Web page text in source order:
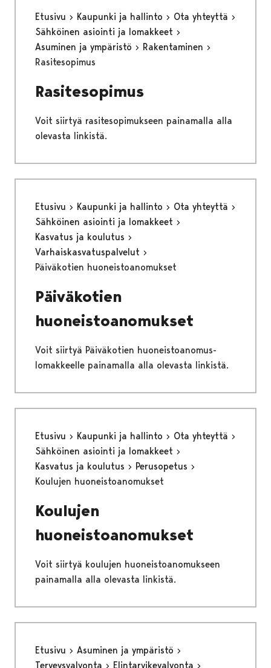
Etusivu Kaupunki ja hallinto
Ota yhteyttä
Sähköinen asiointi ja lomakkeet
Asuminen ja ympäristö
Rakentaminen
Rasitesopimus
Rasitesopimus
Voit siirtyä rasitesopimukseen painamalla alla
olevasta linkistä.
Etusivu Kaupunki ja hallinto
Ota yhteyttä
Sähköinen asiointi ja lomakkeet
Kasvatus ja koulutus
Varhaiskasvatuspalvelut
Päiväkotien huoneistoanomukset
Päiväkotien
huoneistoanomukset
Voit siirtyä Päiväkotien huoneistoanomus-
lomakkeelle painamalla alla olevasta linkistä.
Etusivu Kaupunki ja hallinto
Ota yhteyttä
Sähköinen asiointi ja lomakkeet
Kasvatus ja koulutus
Perusopetus
Koulujen huoneistoanomukset
Koulujen
huoneistoanomukset
Voit siirtyä koulujen huoneistoanomukseen
painamalla alla olevasta linkistä.
Etusivu
Asuminen ja ympäristö
Terveysvalvonta
Elintarvikevalvonta